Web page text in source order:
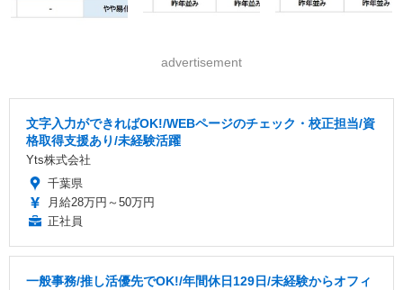
advertisement
文字入力ができればOK!/WEBページのチェック・校正担当/資
格取得支援あり/未経験活躍
Yts株式会社
千葉県
月給28万円～50万円
正社員
一般事務/推し活優先でOK!/年間休日129日/未経験からオフィ